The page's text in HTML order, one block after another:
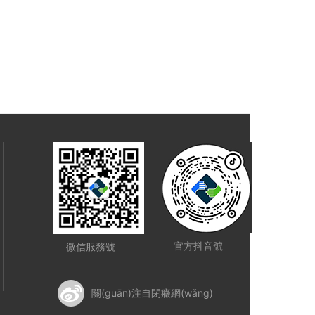
微信服務號 官方抖音號
關(guān)注自閉癥網(wǎng)